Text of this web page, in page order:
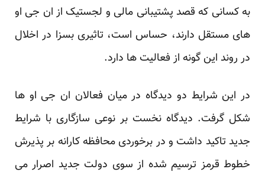
به ‏کسانی که قصد پشتیبانی مالی و لجستیک از ان جی او
های مستقل دارند، حساس است، تاثیری بسزا در اخلال
در ‏روند این گونه از فعالیت ها دارد.‏
در این شرایط دو دیدگاه در میان فعالان ان جی او ها
شکل گرفت. دیدگاه نخست بر نوعی سازگاری با شرایط
‏جدید تاکید داشت و در برخوردی محافظه کارانه بر پذیرش
خطوط قرمز ترسیم شده از سوی دولت جدید اصرار ‏می